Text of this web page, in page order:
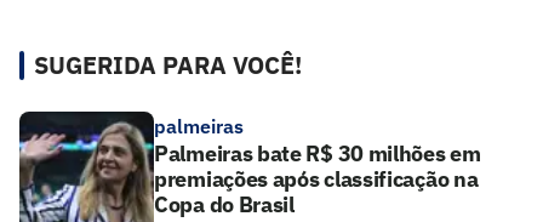
SUGERIDA PARA VOCÊ!
palmeiras
Palmeiras bate R$ 30 milhões em
premiações após classificação na
Copa do Brasil